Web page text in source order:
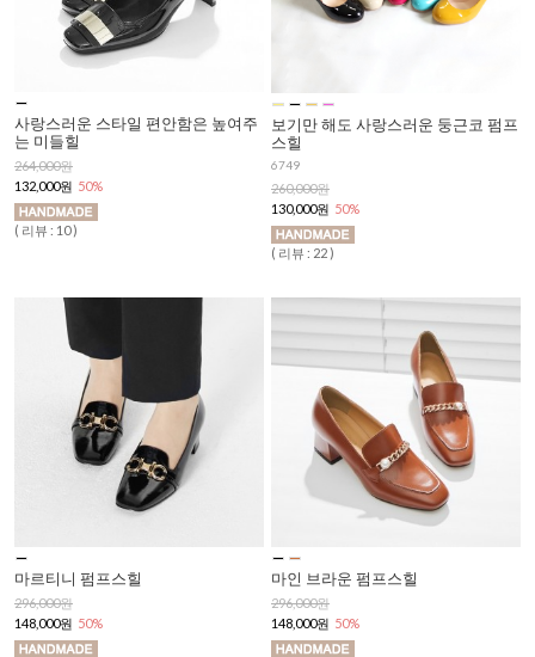
사랑스러운 스타일 편안함은 높여주
는 미들힐
264,000원
132,000원 50%
( 리뷰 : 10 )
보기만 해도 사랑스러운 둥근코 펌프
스힐
6749
260,000원
130,000원 50%
( 리뷰 : 22 )
마르티니 펌프스힐
296,000원
148,000원 50%
마인 브라운 펌프스힐
296,000원
148,000원 50%